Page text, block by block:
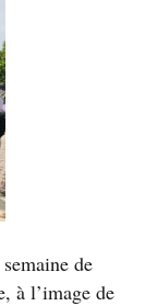
de
à l’image de